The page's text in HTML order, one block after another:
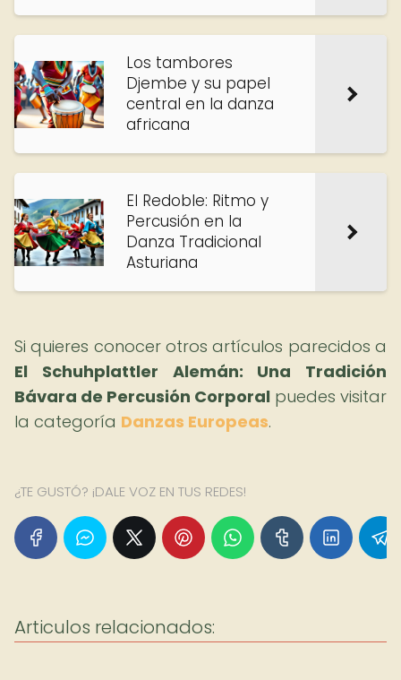
Los tambores
Djembe y su papel
central en la danza
africana
El Redoble: Ritmo y
Percusión en la
Danza Tradicional
Asturiana
Si quieres conocer otros artículos parecidos a
El Schuhplattler Alemán: Una Tradición
Bávara de Percusión Corporal puedes visitar
la categoría Danzas Europeas.
¿TE GUSTÓ? ¡DALE VOZ EN TUS REDES!
Articulos relacionados: